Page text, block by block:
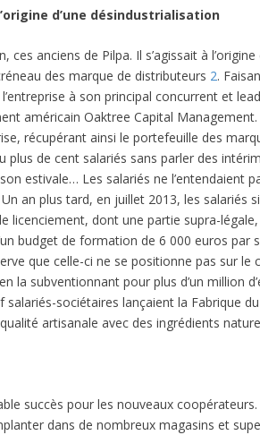
d’une désindustrialisation
anciens de Pilpa. Il s’agissait à
des marque de distributeurs 2.
à son principal concurrent et
américain Oaktree Capital
récupérant ainsi le portefeuille des
plus de cent salariés sans parler des
estivale… Les salariés ne l’entendaient
an plus tard, en juillet 2013, les salariés
licenciement, dont une partie supra-
budget de formation de 6 000 euros par
que celle-ci ne se positionne pas sur
la subventionnant pour plus d’un million
sociétaires lançaient la Fabrique
artisanale avec des ingrédients
succès pour les nouveaux
dans de nombreux magasins et